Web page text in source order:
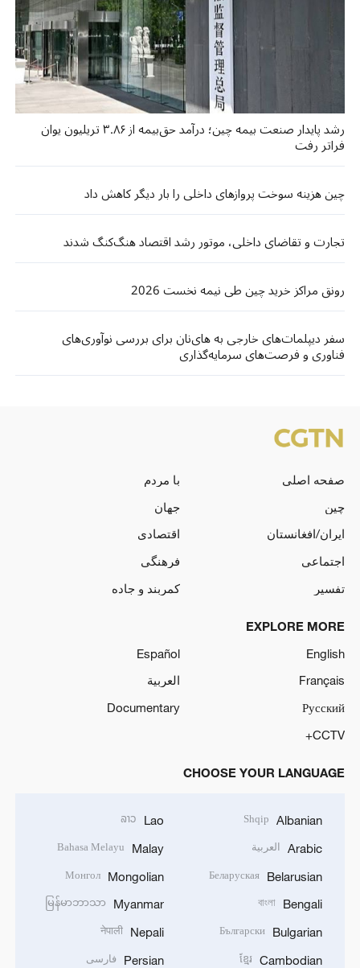
رشد پایدار صنعت بیمه چین؛ درآمد حق‌بیمه از ۳.۸۶ تریلیون یوان
فراتر رفت
چین هزینه سوخت پروازهای داخلی را بار دیگر کاهش داد
تجارت و تقاضای داخلی، موتور رشد اقتصاد هنگ‌کنگ شدند
رونق مراکز خرید چین طی نیمه نخست 2026
سفر دیپلمات‌های خارجی به های‌نان برای بررسی نوآوری‌های
فناوری و فرصت‌های سرمایه‌گذاری
صفحه اصلی
با مردم
چین
جهان
ایران/افغانستان
اقتصادی
اجتماعی
فرهنگی
تفسیر
کمربند و جاده
EXPLORE MORE
English
Español
Français
العربية
Русский
Documentary
CCTV+
CHOOSE YOUR LANGUAGE
Albanian
Shqip
Arabic العربية
Belarusian
Беларуская
Bengali
বাংলা
Bulgarian
Български
Cambodian
ខ្មែរ
Lao
ລາວ
Malay
Bahasa Melayu
Mongolian
Монгол
Myanmar
မြန်မာဘာသာ
Nepali
नेपाली
Persian فارسی